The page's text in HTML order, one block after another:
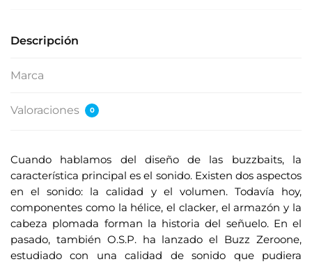
d
r
c
ó
n
d
e
c
o
Descripción
Marca
Valoraciones 0
Cuando hablamos del diseño de las buzzbaits, la
característica principal es el sonido. Existen dos aspectos
en el sonido: la calidad y el volumen. Todavía hoy,
componentes como la hélice, el clacker, el armazón y la
cabeza plomada forman la historia del señuelo. En el
pasado, también O.S.P. ha lanzado el Buzz Zeroone,
estudiado con una calidad de sonido que pudiera